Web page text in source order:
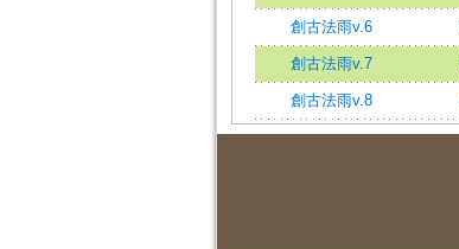
創古法雨v.6
創古法雨v.7
創古法雨v.8